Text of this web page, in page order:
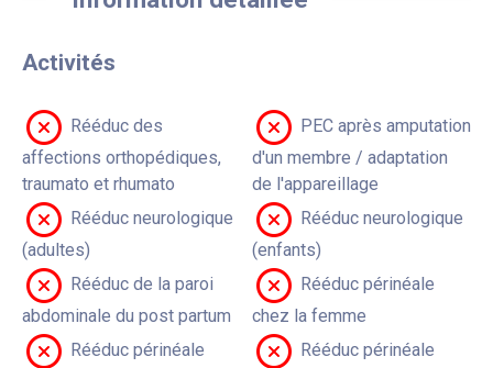
Activités
Rééduc des
affections orthopédiques,
traumato et rhumato
PEC après amputation
d'un membre / adaptation
de l'appareillage
Rééduc neurologique
(adultes)
Rééduc neurologique
(enfants)
Rééduc de la paroi
abdominale du post partum
Rééduc périnéale
chez la femme
Rééduc périnéale
Rééduc périnéale